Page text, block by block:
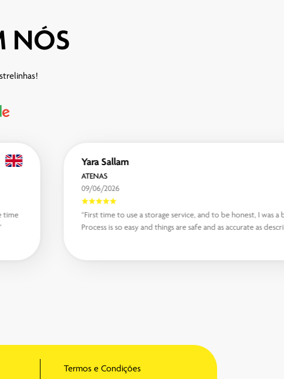
NÓS
time
Yara Sallam
ATENAS
09/06/2026
“First time to use a storage service, and to be honest, I was
Process is so easy and things are safe and as accurate as
Termos e Condições